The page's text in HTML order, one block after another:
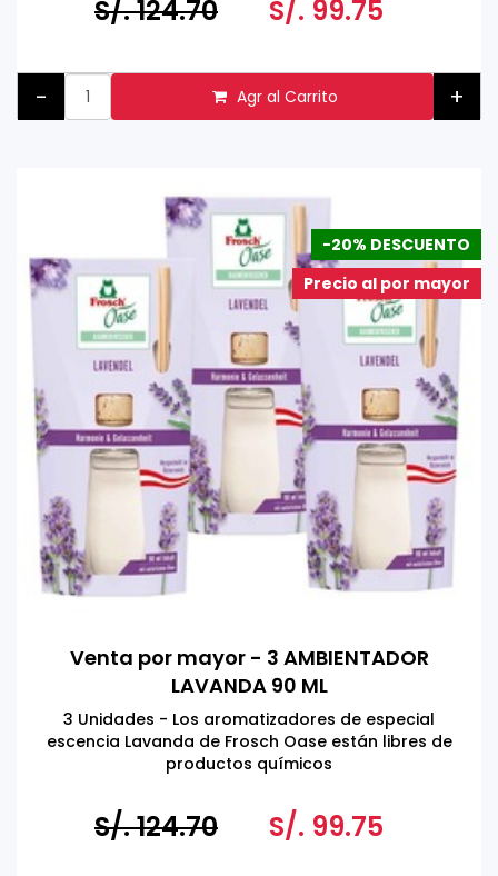
S/. 124.70 S/. 99.75
- Agr al Carrito +
-20% DESCUENTO
Precio al por mayor
Venta por mayor - 3 AMBIENTADOR
LAVANDA 90 ML
3 Unidades - Los aromatizadores de especial
escencia Lavanda de Frosch Oase están libres de
productos químicos
S/. 124.70 S/. 99.75